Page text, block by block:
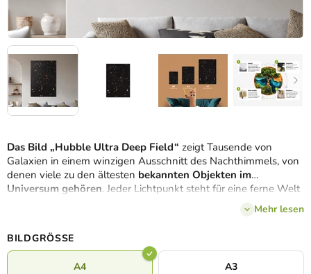
Das Bild „Hubble Ultra Deep Field“ zeigt Tausende von
Galaxien in einem winzigen Ausschnitt des Nachthimmels, von
denen viele zu den ältesten bekannten Objekten im
Universum gehören. Jeder Lichtpunkt steht für eine ferne Welt
und eine Reise tief in die Vergangenheit, fast bis zum Anfang
der Zeit. Dank des UV-Drucks kommen die zarten Farben und
Details besonders gut zur Geltung, und das Bild passt in ein
modernes Interieur, ein Arbeitszimmer oder einen Raum, in dem
es die Faszination für das unendliche Universum wecken soll.
Mehr lesen
BILDGRÖSSE
A4 A3